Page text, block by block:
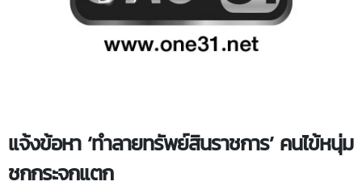
แจ้งข้อหา ‘ทำลายทรัพย์สินราชการ’ คนไข้หนุ่ม
ชกกระจกแตก